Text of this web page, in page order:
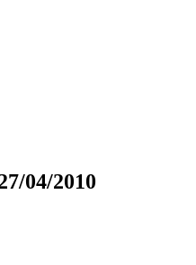
04/2010